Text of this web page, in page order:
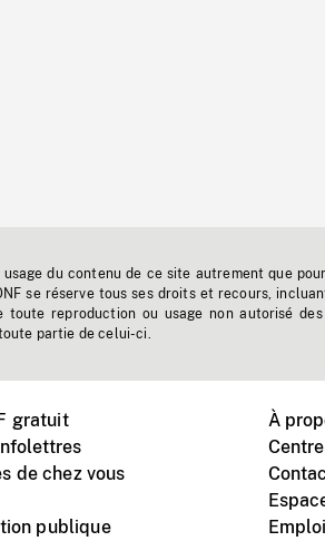
du contenu de ce site autrement que
se réserve tous ses droits et recours,
toute reproduction ou usage non autorisé
partie de celui-ci.
gratuit
de chez vous
publique
À